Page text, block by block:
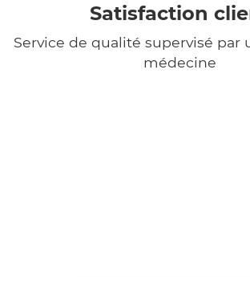
Satisfaction
Service de qualité supervisé par
médecine